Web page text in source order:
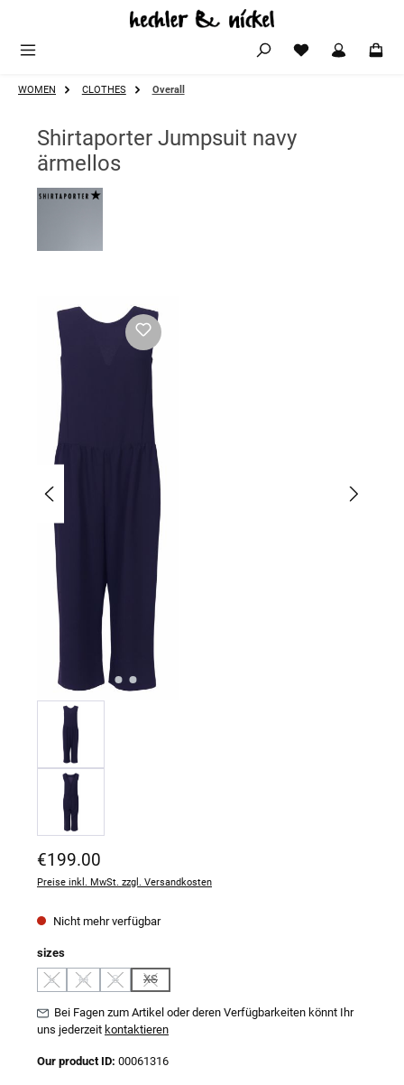
Zum Hauptinhalt springen
WOMEN CLOTHES Overall
Shirtaporter Jumpsuit navy
ärmellos
Regulärer Preis:
€199.00
Preise inkl. MwSt. zzgl. Versandkosten
Nicht mehr verfügbar
sizesauswählen
L
(Diese Option ist zurzeit nicht verfügbar.)
M
(Diese Option ist zurzeit nicht verfügbar.)
S
(Diese Option ist zurzeit nicht verfügbar.)
XS
(Diese Option ist zurzeit nicht verfügbar.)
Bei Fagen zum Artikel oder deren Verfügbarkeiten könnt Ihr
uns jederzeit kontaktieren
Our product ID: 00061316